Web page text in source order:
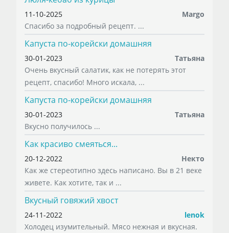
11-10-2025
Margo
Спасибо за подробный рецепт. ...
Капуста по-корейски домашняя
30-01-2023
Татьяна
Очень вкусный салатик, как не потерять этот
рецепт, спасибо! Много искала, ...
Капуста по-корейски домашняя
30-01-2023
Татьяна
Вкусно получилось ...
Как красиво смеяться...
20-12-2022
Некто
Как же стереотипно здесь написано. Вы в 21 веке
живете. Как хотите, так и ...
Вкусный говяжий хвост
24-11-2022
lenok
Холодец изумительный. Мясо нежная и вкусная.